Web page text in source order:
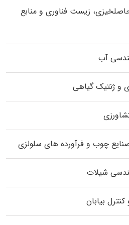
زیست فناوری و منابع
آب
و ژنتیک گیاهی
چوب و فرآورده‌ های سلولزی
شیلات
بیابان